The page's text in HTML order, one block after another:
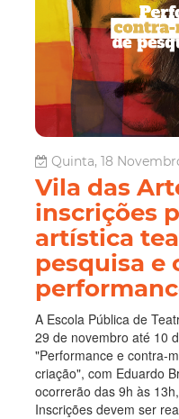
Quinta, 18
Vila das
inscrições
artística
pesquisa e
A Escola Pública de
29 de novembro até 10
"Performance e contra-
criação", com Eduardo
ocorrerão das 9h às
Inscrições devem ser